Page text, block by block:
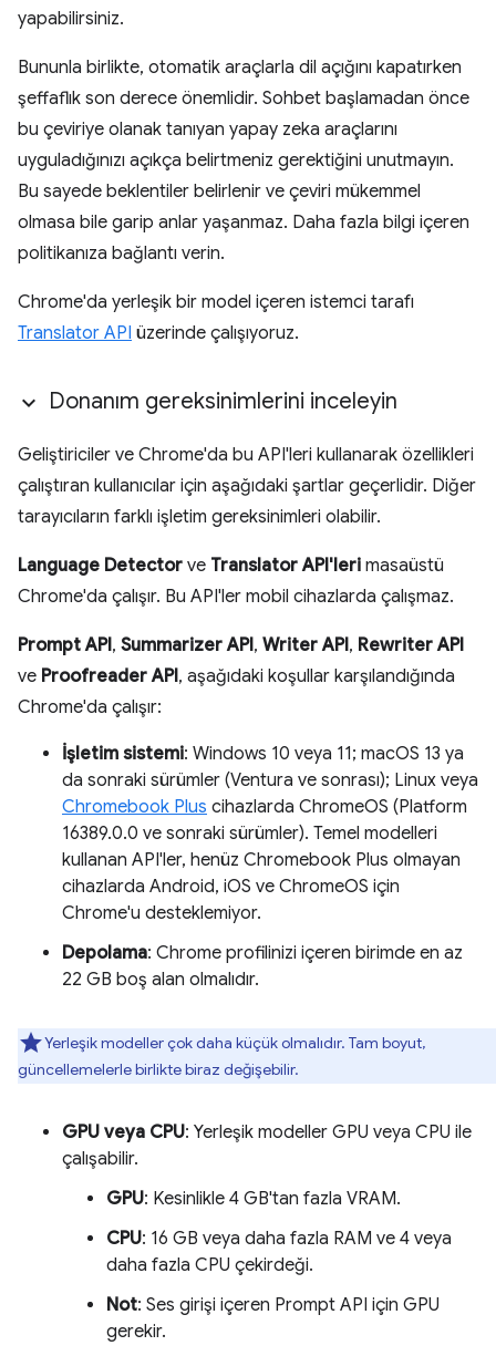
yapabilirsiniz.
Bununla birlikte, otomatik araçlarla dil açığını kapatırken
şeffaflık son derece önemlidir. Sohbet başlamadan önce
bu çeviriye olanak tanıyan yapay zeka araçlarını
uyguladığınızı açıkça belirtmeniz gerektiğini unutmayın.
Bu sayede beklentiler belirlenir ve çeviri mükemmel
olmasa bile garip anlar yaşanmaz. Daha fazla bilgi içeren
politikanıza bağlantı verin.
Chrome'da yerleşik bir model içeren istemci tarafı
Translator API üzerinde çalışıyoruz.
Donanım gereksinimlerini inceleyin
Geliştiriciler ve Chrome'da bu API'leri kullanarak özellikleri
çalıştıran kullanıcılar için aşağıdaki şartlar geçerlidir. Diğer
tarayıcıların farklı işletim gereksinimleri olabilir.
Language Detector ve Translator API'leri masaüstü
Chrome'da çalışır. Bu API'ler mobil cihazlarda çalışmaz.
Prompt API, Summarizer API, Writer API, Rewriter API
ve Proofreader API, aşağıdaki koşullar karşılandığında
Chrome'da çalışır:
İşletim sistemi: Windows 10 veya 11; macOS 13 ya
da sonraki sürümler (Ventura ve sonrası); Linux veya
Chromebook Plus cihazlarda ChromeOS (Platform
16389.0.0 ve sonraki sürümler). Temel modelleri
kullanan API'ler, henüz Chromebook Plus olmayan
cihazlarda Android, iOS ve ChromeOS için
Chrome'u desteklemiyor.
Depolama: Chrome profilinizi içeren birimde en az
22 GB boş alan olmalıdır.
Yerleşik modeller çok daha küçük olmalıdır. Tam boyut,
güncellemelerle birlikte biraz değişebilir.
GPU veya CPU: Yerleşik modeller GPU veya CPU ile
çalışabilir.
GPU: Kesinlikle 4 GB'tan fazla VRAM.
CPU: 16 GB veya daha fazla RAM ve 4 veya
daha fazla CPU çekirdeği.
Not: Ses girişi içeren Prompt API için GPU
gerekir.